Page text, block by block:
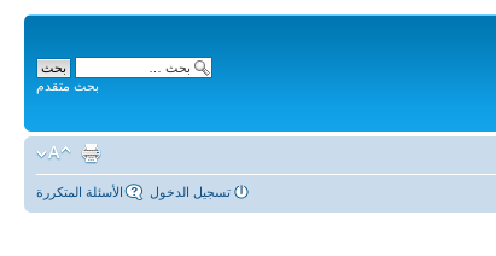
بحث متقدم
الأسئلة المتكررة تسجيل الدخول